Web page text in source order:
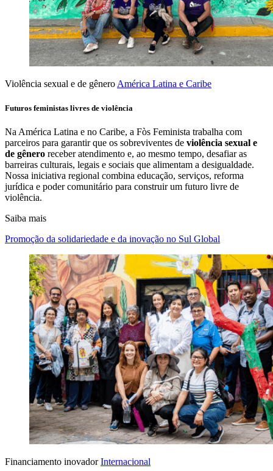
Violência sexual e de gênero América Latina e Caribe
Futuros feministas livres de violência
Na América Latina e no Caribe, a Fòs Feminista trabalha com
parceiros para garantir que os sobreviventes de violência sexual e
de gênero receber atendimento e, ao mesmo tempo, desafiar as
barreiras culturais, legais e sociais que alimentam a desigualdade.
Nossa iniciativa regional combina educação, serviços, reforma
jurídica e poder comunitário para construir um futuro livre de
violência.
Saiba mais
Promoção da solidariedade e da inovação no Sul Global
Financiamento inovador Internacional